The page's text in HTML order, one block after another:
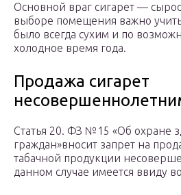
Основной враг сигарет —
выборе помещения важно
было всегда сухим и по
холодное время года.
Продажа сигарет
Статья 20. ФЗ №15 «Об охране
граждан»вносит запрет на
табачной продукции
данном случае имеется ввиду